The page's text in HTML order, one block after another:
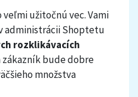
užitočnú vec. Vami
administrácii Shoptetu
rozklikávacích
zákazník bude dobre
množstva